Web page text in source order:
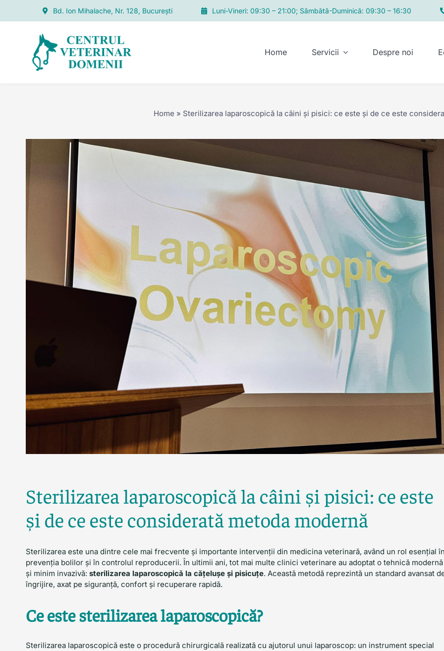
Bd. Ion Mihalache, Nr. 128, București Luni-Vineri: 09:30 – 21:00; Sâmbătă-Duminică: 09:30 – 16:30
Home Servicii Despre noi
Home » Sterilizarea laparoscopică la câini și pisici: ce este și de ce este
Sterilizarea laparoscopică la câini și pisici: ce este
și de ce este considerată metoda modernă
Sterilizarea este una dintre cele mai frecvente și importante intervenții din medicina veterinară, având un rol esențial
prevenția bolilor și în controlul reproducerii. În ultimii ani, tot mai multe clinici veterinare au adoptat o tehnică modernă
și minim invazivă: sterilizarea laparoscopică la cățelușe și pisicuțe. Această metodă reprezintă un standard avansat
îngrijire, axat pe siguranță, confort și recuperare rapidă.
Ce este sterilizarea laparoscopică?
Sterilizarea laparoscopică este o procedură chirurgicală realizată cu ajutorul unui laparoscop: un instrument special